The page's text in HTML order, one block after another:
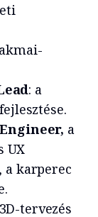
: a
a
UX
a karperec
3D-tervezés